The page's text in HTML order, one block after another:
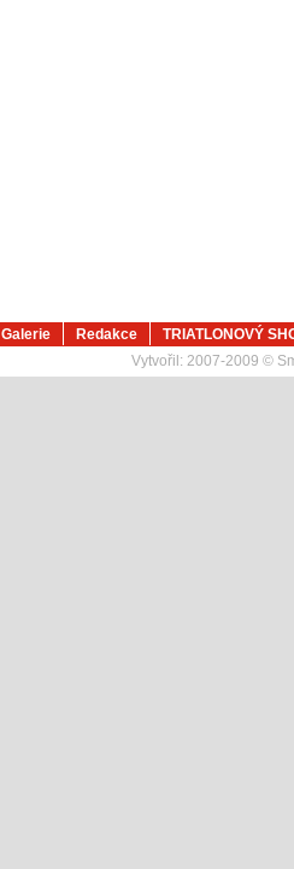
Galerie Redakce
TRIATLONOVÝ
Vytvořil: 2007-2009 ©